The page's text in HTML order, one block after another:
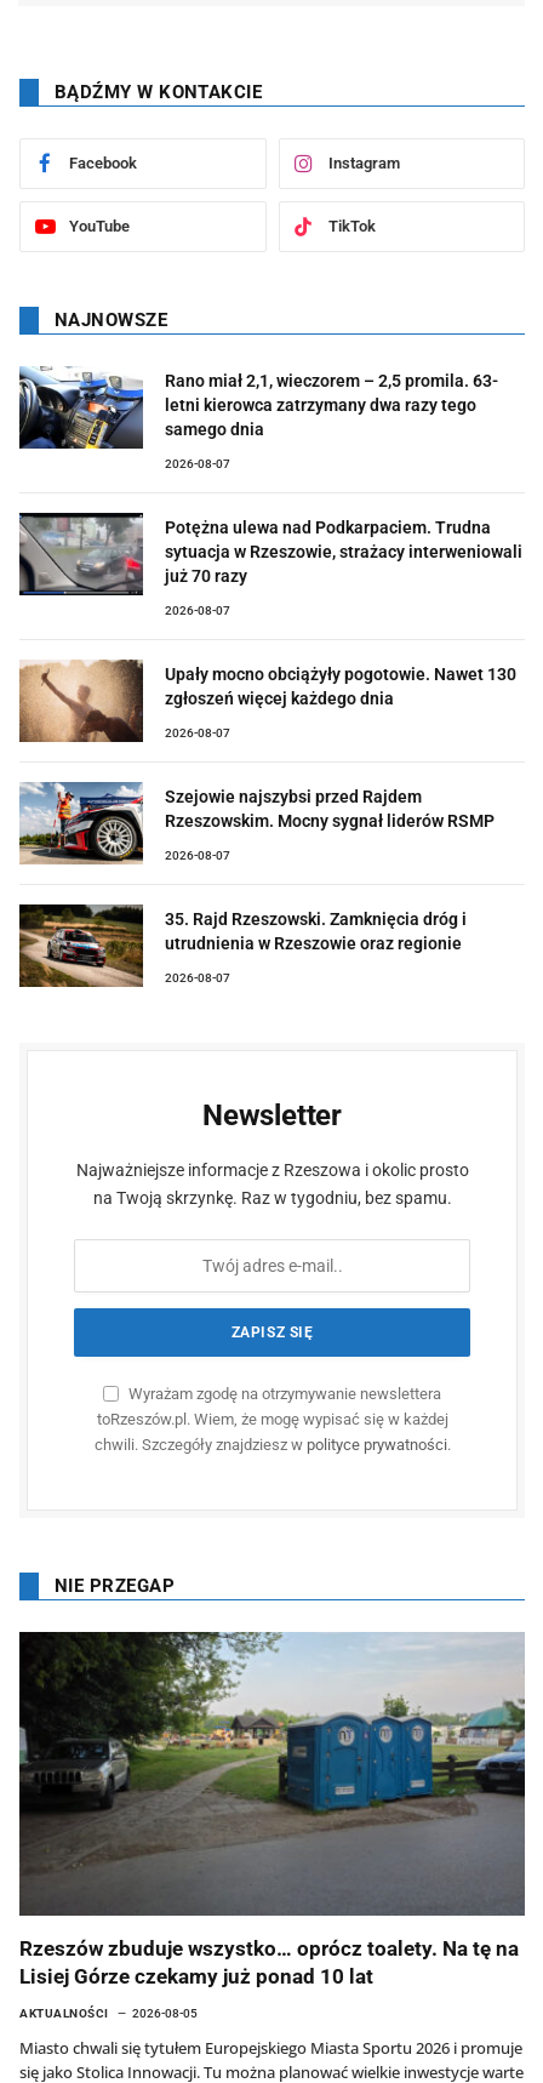
BĄDŹMY W KONTAKCIE
Facebook Instagram
YouTube TikTok
NAJNOWSZE
Rano miał 2,1, wieczorem – 2,5 promila. 63-
letni kierowca zatrzymany dwa razy tego
samego dnia
2026-08-07
Potężna ulewa nad Podkarpaciem. Trudna
sytuacja w Rzeszowie, strażacy interweniowali
już 70 razy
2026-08-07
Upały mocno obciążyły pogotowie. Nawet 130
zgłoszeń więcej każdego dnia
2026-08-07
Szejowie najszybsi przed Rajdem
Rzeszowskim. Mocny sygnał liderów RSMP
2026-08-07
35. Rajd Rzeszowski. Zamknięcia dróg i
utrudnienia w Rzeszowie oraz regionie
2026-08-07
Newsletter
Najważniejsze informacje z Rzeszowa i okolic prosto
na Twoją skrzynkę. Raz w tygodniu, bez spamu.
Wyrażam zgodę na otrzymywanie newslettera
toRzeszów.pl. Wiem, że mogę wypisać się w każdej
chwili. Szczegóły znajdziesz w polityce prywatności.
NIE PRZEGAP
Rzeszów zbuduje wszystko… oprócz toalety. Na tę na
Lisiej Górze czekamy już ponad 10 lat
AKTUALNOŚCI 2026-08-05
Miasto chwali się tytułem Europejskiego Miasta Sportu 2026 i promuje
się jako Stolica Innowacji. Tu można planować wielkie inwestycje warte